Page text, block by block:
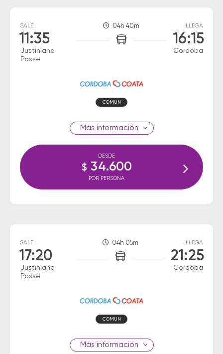
SALE
11:35
Justiniano
Posse
04h 40m LLEGA
16:15
Cordoba
COMUN
información
DESDE
$ 34.600
POR PERSONA
SALE
17:20
Justiniano
Posse
04h 05m LLEGA
21:25
Cordoba
COMUN
información